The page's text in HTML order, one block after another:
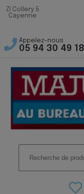
ZI Collery 5
Cayenne
Appelez-nous
05 94 30 49 18
pour :